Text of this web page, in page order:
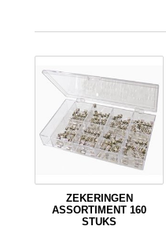
ZEKERINGEN
ASSORTIMENT 160
STUKS